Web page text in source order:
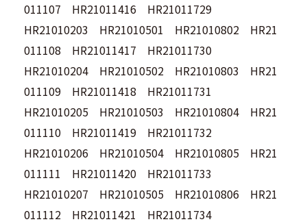
011107 HR21011416 HR21011729
HR21010203 HR21010501 HR21010802 HR21
011108 HR21011417 HR21011730
HR21010204 HR21010502 HR21010803 HR21
011109 HR21011418 HR21011731
HR21010205 HR21010503 HR21010804 HR21
011110 HR21011419 HR21011732
HR21010206 HR21010504 HR21010805 HR21
011111 HR21011420 HR21011733
HR21010207 HR21010505 HR21010806 HR21
011112 HR21011421 HR21011734